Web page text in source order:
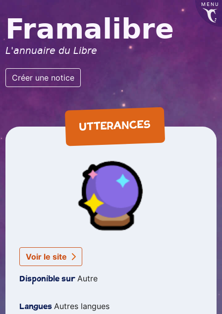
MENU
Framalibre
L'annuaire du Libre
Créer une notice
UTTERANCES
Voir le site
Disponible surAutre
LanguesAutres langues